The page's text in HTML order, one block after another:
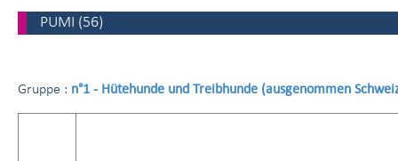
PUMI (56)
Gruppe : n°1 - Hütehunde und Treibhunde (ausgenommen